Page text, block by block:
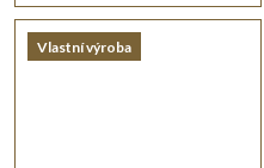
Vlastní výroba